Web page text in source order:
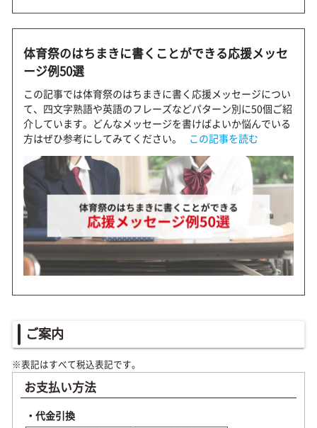
体育祭のはちまきに書くことができる応援メッセ
ージ例50選
この記事では体育祭のはちまきに書く応援メッセージについ
て、四文字熟語や英語のフレーズなどパターン別に50個ご紹
介しています。どんなメッセージを書けばよいか悩んでいる
方はぜひ参考にしてみてください。
この記事を読む
ご案内
※表記はすべて税込表記です。
お支払い方法
・代金引換